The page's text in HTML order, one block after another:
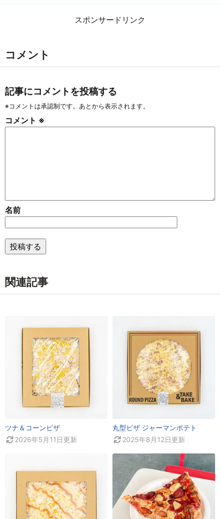
スポンサードリンク
コメント
記事にコメントを投稿する
※コメントは承認制です。あとから表示されます。
コメント ※
名前
関連記事
ツナ＆コーンピザ
2026年5月11日更新
丸型ピザ ジャーマンポテト
2025年8月12日更新